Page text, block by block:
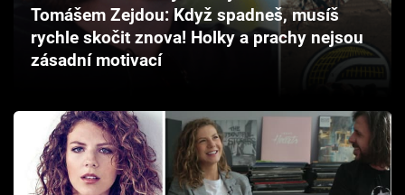
Cool Esport
Pořady
TV Program
Sledujte prima+
Tomášem Zejdou: Když spadneš, musíš
rychle skočit znova! Holky a prachy nejsou
zásadní motivací